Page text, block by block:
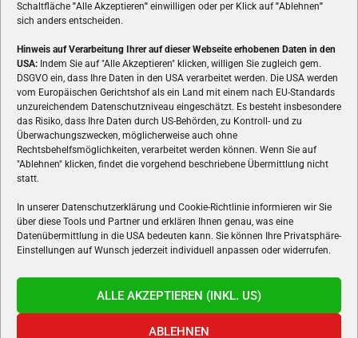
Schaltfläche "Alle Akzeptieren" einwilligen oder per Klick auf"Ablehnen"
sich anders entscheiden.
Hinweis auf Verarbeitung Ihrer auf dieser Webseite erhobenen Daten in den
USA: Indem Sie auf "Alle Akzeptieren" klicken, willigen Sie zugleich gem.
DSGVO ein, dass Ihre Daten in den USA verarbeitet werden. Die USA werden
vom Europäischen Gerichtshof als ein Land mit einem nach EU-Standards
unzureichendem Datenschutzniveau eingeschätzt. Es besteht insbesondere
das Risiko, dass Ihre Daten durch US-Behörden, zu Kontroll- und zu
Überwachungszwecken, möglicherweise auch ohne
Rechtsbehelfsmöglichkeiten, verarbeitet werden können. Wenn Sie auf
"Ablehnen" klicken, findet die vorgehend beschriebene Übermittlung nicht
statt.
In unserer Datenschutzerklärung und Cookie-Richtlinie informieren wir Sie
über diese Tools und Partner und erklären Ihnen genau, was eine
Datenübermittlung in die USA bedeuten kann. Sie können Ihre Privatsphäre-
Einstellungen auf Wunsch jederzeit individuell anpassen oder widerrufen.
ALLE AKZEPTIEREN (INKL. US)
ABLEHNEN
ÜBER UNS
VON GAMERN, FÜR GAMER! Gamers.at ist das älteste Online-
Spielemagazin Österreichs und bringt täglich aktuelle News,
Reviews und Videos zu PC- und Konsolenspielen, Gaming-
Hardware und aus der Welt des e-Sport's.
FOLGE UNS